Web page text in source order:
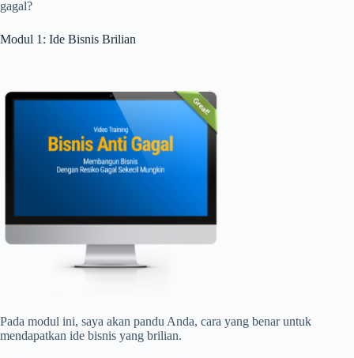
gagal?
Modul 1: Ide Bisnis Brilian
Pada modul ini, saya akan pandu Anda, cara yang benar untuk
mendapatkan ide bisnis yang brilian.